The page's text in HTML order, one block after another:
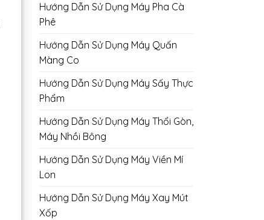
Hướng Dẫn Sử Dụng Máy Pha Cà
Phê
Hướng Dẫn Sử Dụng Máy Quấn
Màng Co
Hướng Dẫn Sử Dụng Máy Sấy Thực
Phẩm
Hướng Dẫn Sử Dụng Máy Thổi Gòn,
Máy Nhồi Bông
Hướng Dẫn Sử Dụng Máy Viền Mí
Lon
Hướng Dẫn Sử Dụng Máy Xay Mút
Xốp